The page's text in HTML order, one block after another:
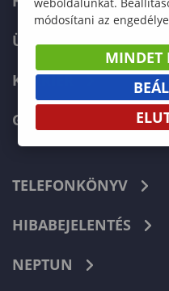
ÜZLETI
KARRIER
GREEN UNIVERSITY
TELEFONKÖNYV
HIBABEJELENTÉS
NEPTUN
módosítani az
MINDET